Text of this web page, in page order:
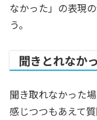
なかった」の表現
う。
聞きとれなか
聞き取れなかった
感じつつもあえて